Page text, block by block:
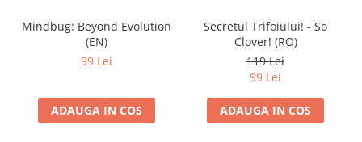
Mindbug: Beyond Evolution
(EN)
99 Lei
ADAUGA IN COS
Secretul Trifoiului! - So
Clover! (RO)
119 Lei
99 Lei
ADAUGA IN COS